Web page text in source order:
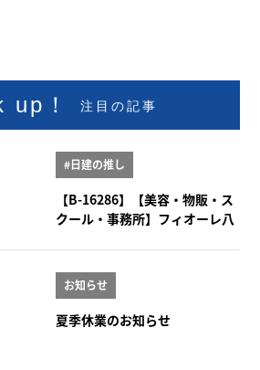
up！ 注目の記事
#日建の推し
【B-16286】【美容・物販・ス
クール・事務所】フィオーレ八
お知らせ
夏季休業のお知らせ